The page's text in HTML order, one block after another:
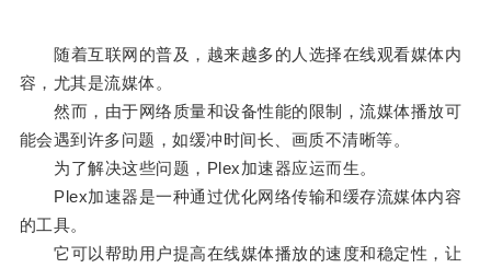
随着互联网的普及，越来越多的人选择在线观看媒体内
容，尤其是流媒体。
然而，由于网络质量和设备性能的限制，流媒体播放可
能会遇到许多问题，如缓冲时间长、画质不清晰等。
为了解决这些问题，Plex加速器应运而生。
Plex加速器是一种通过优化网络传输和缓存流媒体内容
的工具。
它可以帮助用户提高在线媒体播放的速度和稳定性，让